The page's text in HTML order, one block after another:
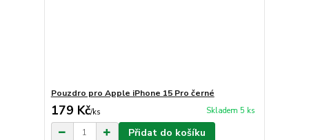
Pouzdro pro Apple iPhone 15 Pro černé
179 Kč/ks Skladem 5 ks
Přidat do košíku